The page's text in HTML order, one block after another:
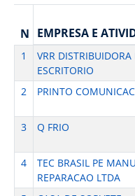
N EMPRESA E
1
VRR DISTRIBUIDORA
ESCRITORIO
2
PRINTO
3
Q FRIO
4
TEC BRASIL PE
REPARACAO LTDA